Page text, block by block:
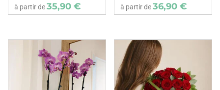
à partir de35,90 € à partir de36,90 €